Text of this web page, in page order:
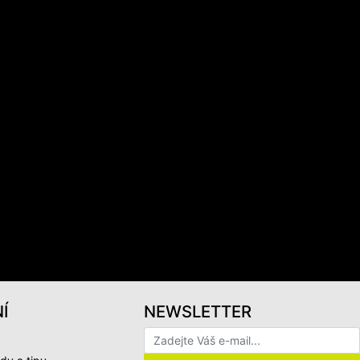
NEWSLETTER